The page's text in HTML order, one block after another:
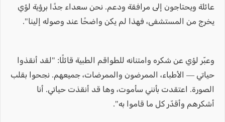
عائلة ويحتاجون إلى مرافقة ودعم. نحن سعداء جدًا برؤية لؤي
يخرج من المستشفى، فهذا لم يكن واضحًا عند وصوله إلينا".
وعبّر لؤي عن شكره وامتنانه للطواقم الطبية قائلًا: "لقد أنقذوا
حياتي — الأطباء، الممرضون والممرضات، جميعهم. نجحوا بقلب
الصورة. اعتقدت بأنني سأموت، وها قد أنقذت حياتي. أنا
أشكرهم وأقدّر كل ما قاموا به".